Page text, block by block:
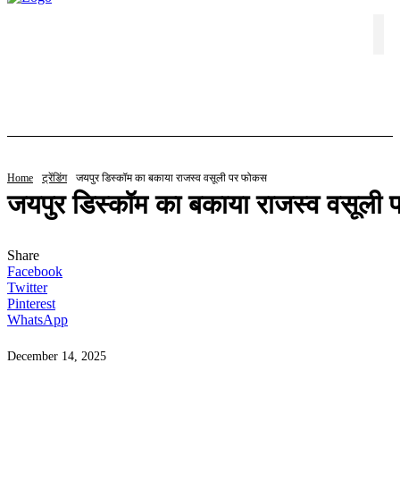
Home ट्रेंडिंग जयपुर डिस्कॉम का बकाया राजस्व वसूली पर फोकस
जयपुर डिस्कॉम का बकाया राजस्व वसूली
Share
Facebook
Twitter
Pinterest
WhatsApp
December 14, 2025